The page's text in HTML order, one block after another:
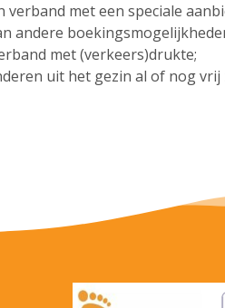
met een speciale
andere
met (verkeers)drukte;
uit het gezin al of nog vrij